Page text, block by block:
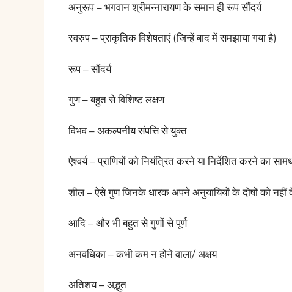
अनुरूप – भगवान श्रीमन्नारायण के समान ही रूप सौंदर्य
स्वरुप – प्राकृतिक विशेषताएं (जिन्हें बाद में समझाया गया है)
रूप – सौंदर्य
गुण – बहुत से विशिष्ट लक्षण
विभव – अकल्पनीय संपत्ति से युक्त
ऐश्वर्य – प्राणियों को नियंत्रित करने या निर्देशित करने का
शील – ऐसे गुण जिनके धारक अपने अनुयायियों के दोषों को
आदि – और भी बहुत से गुणों से पूर्ण
अनवधिका – कभी कम न होने वाला/ अक्षय
अतिशय – अद्भुत